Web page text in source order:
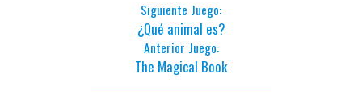
Siguiente Juego:
¿Qué animal es?
Anterior Juego:
The Magical Book